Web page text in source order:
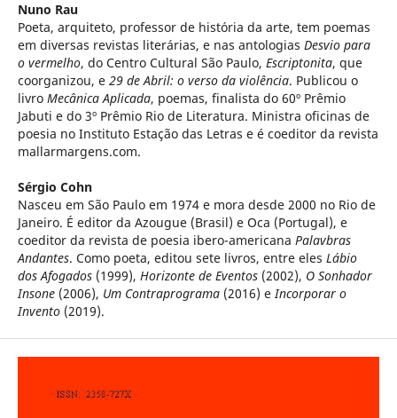
Nuno Rau
Poeta, arquiteto, professor de história da arte, tem poemas
em diversas revistas literárias, e nas antologias Desvio para
o vermelho, do Centro Cultural São Paulo, Escriptonita, que
coorganizou, e 29 de Abril: o verso da violência. Publicou o
livro Mecânica Aplicada, poemas, finalista do 60º Prêmio
Jabuti e do 3º Prêmio Rio de Literatura. Ministra oficinas de
poesia no Instituto Estação das Letras e é coeditor da revista
mallarmargens.com.
Sérgio Cohn
Nasceu em São Paulo em 1974 e mora desde 2000 no Rio de
Janeiro. É editor da Azougue (Brasil) e Oca (Portugal), e
coeditor da revista de poesia ibero-americana Palavbras
Andantes. Como poeta, editou sete livros, entre eles Lábio
dos Afogados(1999), Horizonte de Eventos(2002), O Sonhador
Insone(2006), Um Contraprograma(2016) eIncorporar o
Invento(2019).